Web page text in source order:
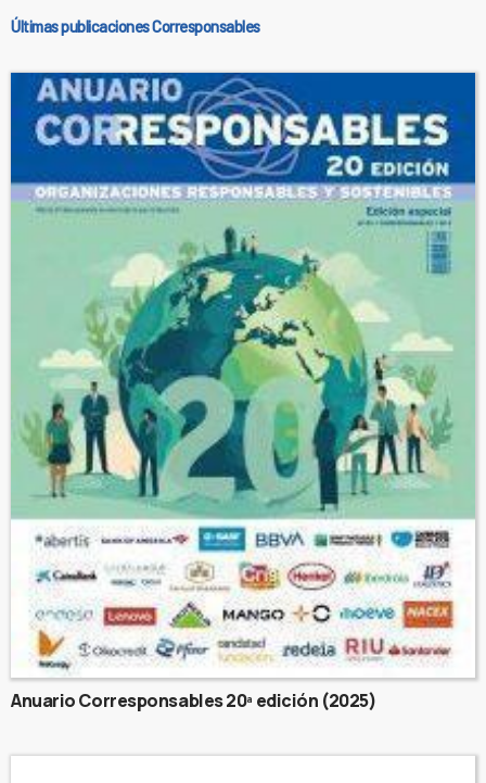
Últimas publicaciones Corresponsables
Anuario Corresponsables 20ª edición (2025)